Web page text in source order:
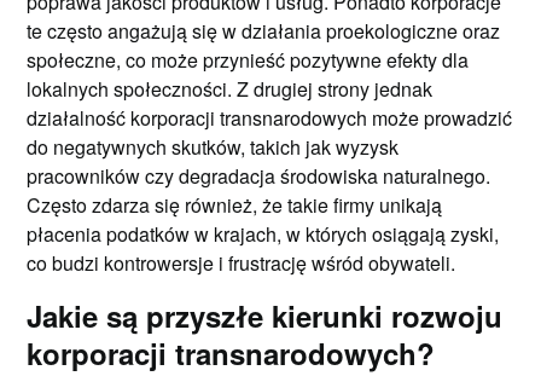
te często angażują się w działania proekologiczne oraz
społeczne, co może przynieść pozytywne efekty dla
lokalnych społeczności. Z drugiej strony jednak
działalność korporacji transnarodowych może prowadzić
do negatywnych skutków, takich jak wyzysk
pracowników czy degradacja środowiska naturalnego.
Często zdarza się również, że takie firmy unikają
płacenia podatków w krajach, w których osiągają zyski,
co budzi kontrowersje i frustrację wśród obywateli.
Jakie są przyszłe kierunki rozwoju
korporacji transnarodowych?